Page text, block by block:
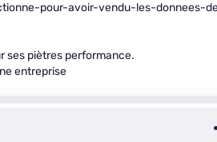
pour-avoir-vendu-les-donnees-
ses piètres performance.
entreprise